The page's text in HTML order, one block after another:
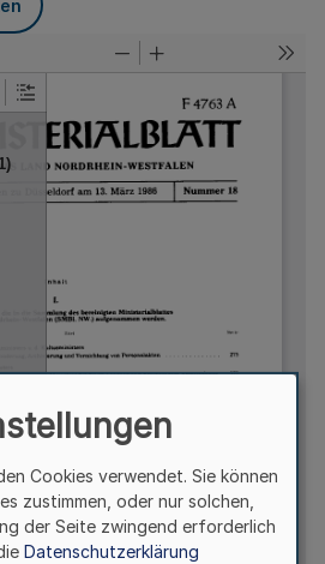
Cookies verwendet. Sie können
zustimmen, oder nur solchen,
der Seite zwingend erforderlich
Datenschutzerklärung